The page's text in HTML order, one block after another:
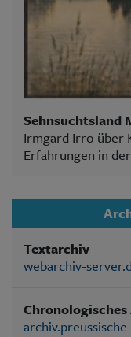
Sehnsuchtsland
Irmgard Irro über
Erfahrungen in
Textarchiv
webarchiv-